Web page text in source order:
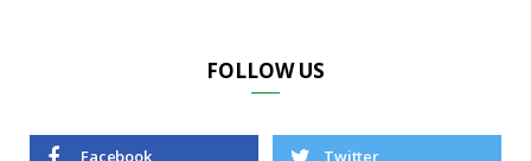
FOLLOW US
Facebook Twitter